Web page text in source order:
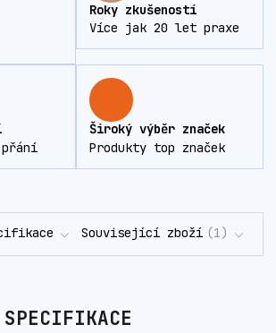
Roky zkušeností
Více jak 20 let praxe
přání
Široký výběr značek
Produkty top značek
Související zboží 1